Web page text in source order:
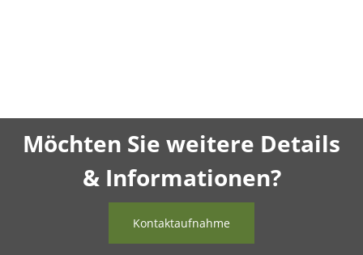
Möchten Sie weitere Details
& Informationen?
Kontaktaufnahme